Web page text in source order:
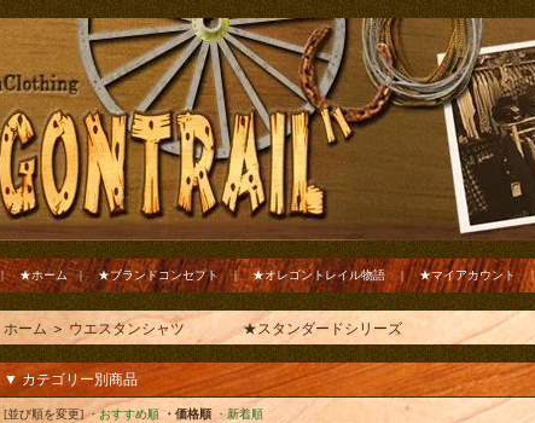
| ★ホーム|★ブランドコンセプト| ★オレゴントレイル物語 | ★マイアカウント|
ホーム ＞ ウエスタンシャツ ★スタンダードシリーズ
▼ カテゴリー別商品
[並び順を変更]・おすすめ順 ・価格順 ・新着順